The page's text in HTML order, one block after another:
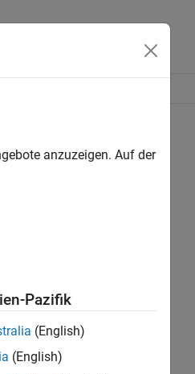
anzuzeigen. Auf der
Pazifik
(English)
(English)